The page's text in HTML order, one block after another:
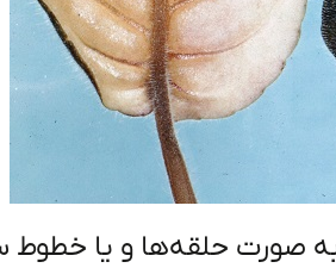
صورت حلقه‌ها و یا خطوط